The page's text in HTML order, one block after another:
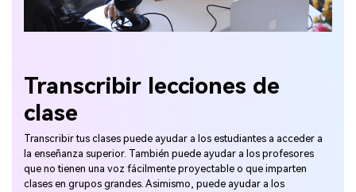
Transcribir lecciones de
clase
Transcribir tus clases puede ayudar a los estudiantes a acceder a
la enseñanza superior. También puede ayudar a los profesores
que no tienen una voz fácilmente proyectable o que imparten
clases en grupos grandes. Asimismo, puede ayudar a los